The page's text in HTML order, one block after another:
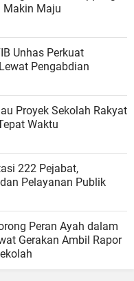
Makin Maju
Unhas Perkuat
Pengabdian
Proyek Sekolah Rakyat
Waktu
222 Pejabat,
Pelayanan Publik
Peran Ayah dalam
Gerakan Ambil Rapor